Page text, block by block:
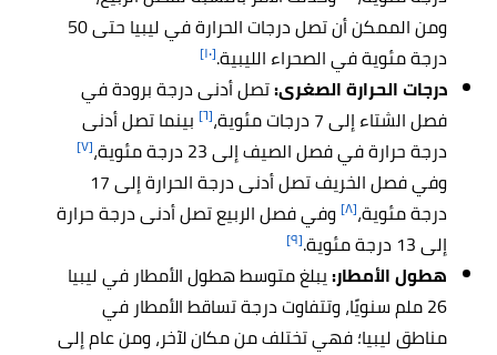
ومن الممكن أن تصل درجات الحرارة في ليبيا حتى 50
درجة مئوية في الصحراء الليبية.[١٠]
درجات الحرارة الصغرى:تصل أدنى درجة برودة في
فصل الشتاء إلى 7 درجات مئوية،
[٦]
بينما تصل أدنى
درجة حرارة في فصل الصيف إلى 23 درجة مئوية،
[٧]
وفي فصل الخريف تصل أدنى درجة الحرارة إلى 17
درجة مئوية،[٨]
وفي فصل الربيع تصل أدنى درجة حرارة
إلى 13 درجة مئوية.
[٩]
هطول الأمطار:يبلغ متوسط ​​هطول الأمطار في ليبيا
26 ملم سنويًا، وتتفاوت درجة تساقط الأمطار في
مناطق ليبيا؛ فهي تختلف من مكان لآخر، ومن عام إلى